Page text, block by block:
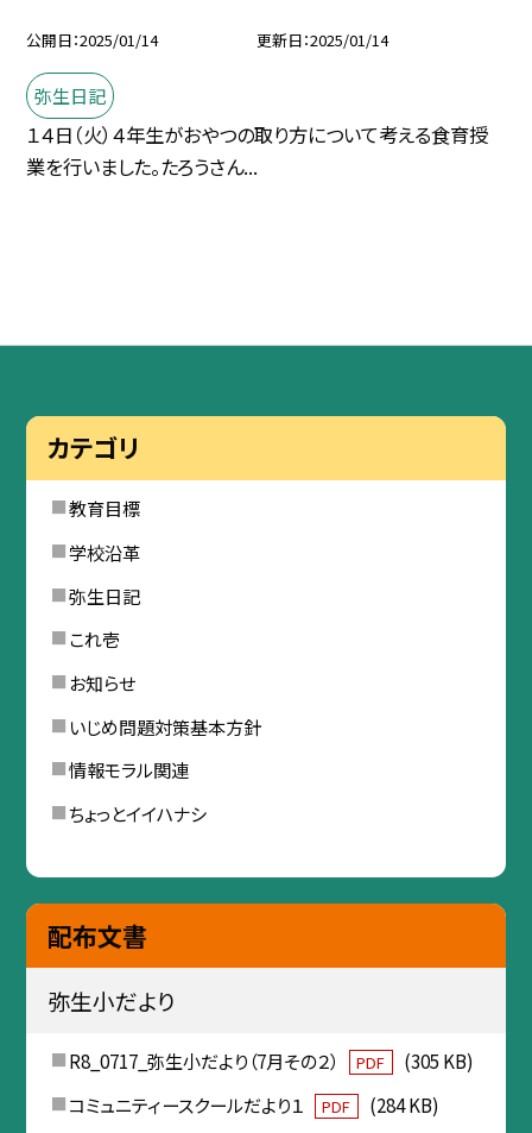
公開日 2025/01/14 更新日 2025/01/14
弥生日記
１４日（火）４年生がおやつの取り方について考える食育授
業を行いました。たろうさん...
カテゴリ
教育目標
学校沿革
弥生日記
これ壱
お知らせ
いじめ問題対策基本方針
情報モラル関連
ちょっとイイハナシ
配布文書
弥生小だより
R8_0717_弥生小だより（7月その２） PDF
(305 KB)
コミュニティースクールだより１
PDF (284 KB)